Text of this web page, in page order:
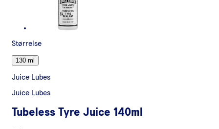
Størrelse
130 ml
Juice Lubes
Juice Lubes
Tubeless Tyre Juice 140ml